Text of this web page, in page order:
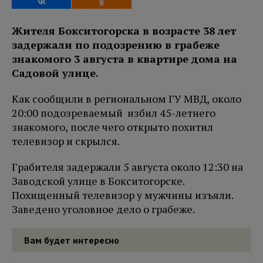
Жителя Бокситогорска в возрасте 38 лет
задержали по подозрению в грабеже
знакомого 3 августа в квартире дома на
Садовой улице.
Как сообщили в региональном ГУ МВД, около
20:00 подозреваемый избил 45-летнего
знакомого, после чего открыто похитил
телевизор и скрылся.
Грабителя задержали 5 августа около 12:30 на
Заводской улице в Бокситогорске.
Похищенный телевизор у мужчины изъяли.
Заведено уголовное дело о грабеже.
Вам будет интересно